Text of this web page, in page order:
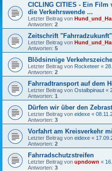
CICLING CITIES - Ein
die Verkehrswende ...
Letzter Beitrag von
Antworten: 2
Zeitschrift "Fahrradzukunft"
Letzter Beitrag von
Antworten: 5
Blödsinnige
Letzter Beitrag von Rocketeer «
Antworten: 2
Fahrradtransport auf dem
Letzter Beitrag von Ostalbpinaut «
Antworten: 1
Dürfen wir über den
Letzter Beitrag von eidexe «
Antworten: 3
Vorfahrt am Kreisverkehr
Letzter Beitrag von eidexe «
Antworten: 2
Fahrradschutzstreifen
Letzter Beitrag von upndown «
Antworten: 3